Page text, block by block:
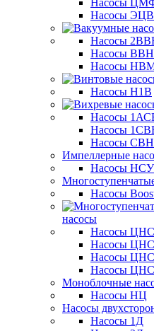
Насосы
Насосы ЭЦВ
Насосы
Насосы ВВН
Насосы
Насосы Н1В
Насосы
Насосы
Насосы
Импеллерные
Насосы НСУ
Насосы
насосы
Насосы ЦНС
Насосы
Насосы
Насосы
Моноблочные
Насосы НЦ
Насосы
Насосы 1Д